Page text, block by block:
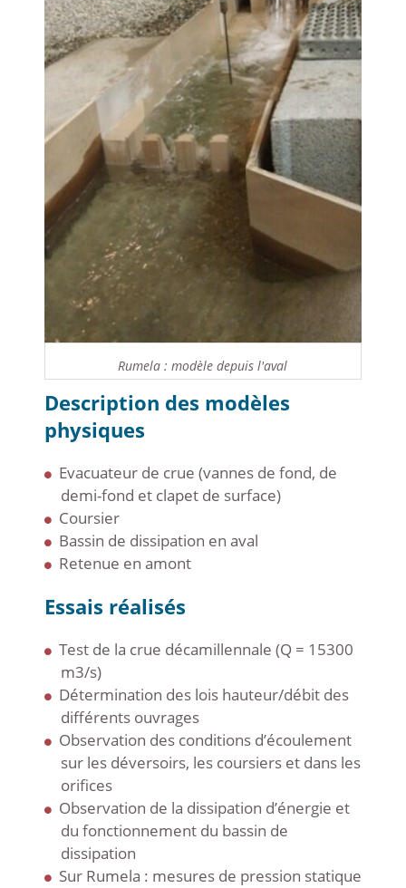
Rumela : modèle depuis l'aval
Description des modèles
physiques
Evacuateur de crue (vannes de fond, de
demi-fond et clapet de surface)
Coursier
Bassin de dissipation en aval
Retenue en amont
Essais réalisés
Test de la crue décamillennale (Q = 15300
m3/s)
Détermination des lois hauteur/débit des
différents ouvrages
Observation des conditions d’écoulement
sur les déversoirs, les coursiers et dans les
orifices
Observation de la dissipation d’énergie et
du fonctionnement du bassin de
dissipation
Sur Rumela : mesures de pression statique